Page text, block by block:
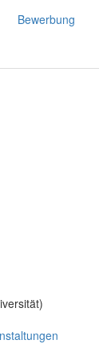
Bewerbung